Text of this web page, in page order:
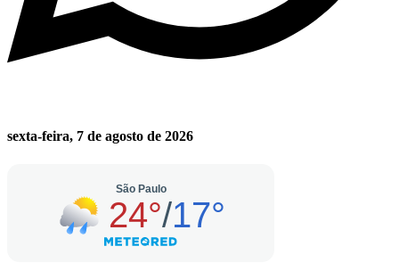
sexta-feira, 7 de agosto de 2026